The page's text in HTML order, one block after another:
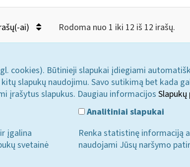
ai) Rodoma nuo 1 iki 12 iš 12 irašų.
cookies). Būtinieji slapukai įdiegiami
slapukų naudojimu. Savo sutikimą bet kada
įrašytus slapukus. Daugiau informacijos
įgalina
svetainė
Analitiniai slapukai
Renka statistinę informaciją
naudojami Jūsų naršymo